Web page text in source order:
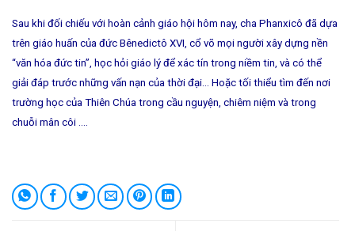
Sau khi đối chiếu với hoàn cảnh giáo hội hôm nay, cha Phanxicô đã dựa
trên giáo huấn của đức Bênedictô XVI, cổ võ mọi người xây dựng nền
“văn hóa đức tin”, học hỏi giáo lý để xác tín trong niềm tin, và có thể
giải đáp trước những vấn nạn của thời đại… Hoặc tối thiểu tìm đến nơi
trường học của Thiên Chúa trong cầu nguyện, chiêm niệm và trong
chuỗi mân côi ….